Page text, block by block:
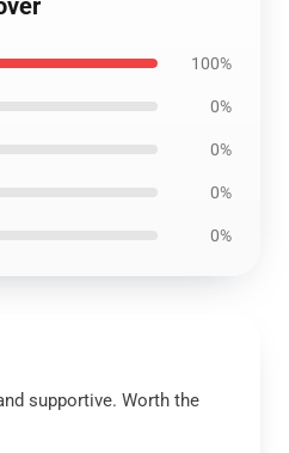
100%
0%
0%
0%
0%
supportive. Worth the